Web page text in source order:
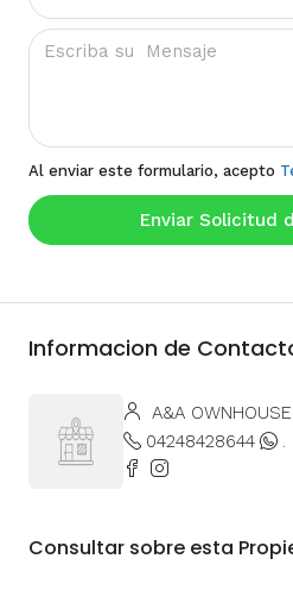
Al enviar este formulario, acepto
Enviar Solicitud
Informacion de
A&A OWNHOUSE
04248428644
.
Consultar sobre esta